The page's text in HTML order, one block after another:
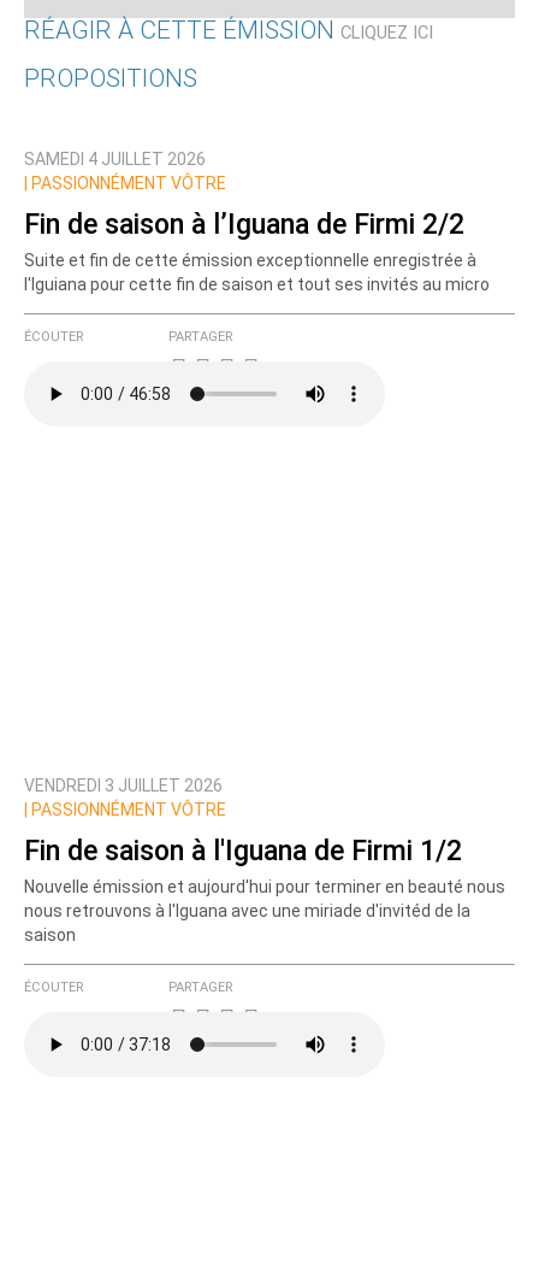
RÉAGIR À CETTE ÉMISSION CLIQUEZ ICI
Nom
Courriel (non publié)
Ajoutez votre commentaire ici
Prévenez-moi de tous les nouveaux commentaires
PROPOSITIONS
SAMEDI 4 JUILLET 2026
PASSIONNÉMENT VÔTRE
Fin de saison à l’Iguana de Firmi 2/2
Suite et fin de cette émission exceptionnelle enregistrée à
l'Iguiana pour cette fin de saison et tout ses invités au micro
ÉCOUTER PARTAGER
VENDREDI 3 JUILLET 2026
PASSIONNÉMENT VÔTRE
Fin de saison à l'Iguana de Firmi 1/2
Nouvelle émission et aujourd'hui pour terminer en beauté nous
nous retrouvons à l'Iguana avec une miriade d'invitéd de la
saison
ÉCOUTER PARTAGER